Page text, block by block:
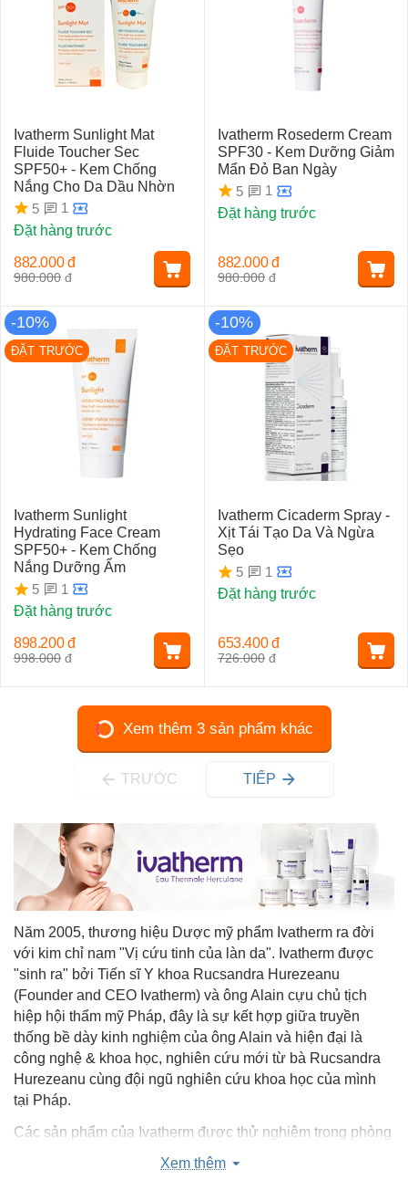
Năm 2005, thương hiệu Dược mỹ phẩm Ivatherm ra đời
với kim chỉ nam "Vị cứu tinh của làn da". Ivatherm được
"sinh ra" bởi Tiến sĩ Y khoa Rucsandra Hurezeanu
(Founder and CEO Ivatherm) và ông Alain cựu chủ tịch
hiệp hội thẩm mỹ Pháp, đây là sự kết hợp giữa truyền
thống bề dày kinh nghiệm của ông Alain và hiện đại là
công nghệ & khoa học, nghiên cứu mới từ bà Rucsandra
Hurezeanu cùng đội ngũ nghiên cứu khoa học của mình
tại Pháp.
Các sản phẩm của Ivatherm được thử nghiệm trong phòng
thí nghiệm và lâm sàng để chứng minh hiệu quả, được bác
sĩ da liễu khuyên dùng.
Xem thêm
Ivatherm Sunlight Mat
Fluide Toucher Sec
SPF50+ - Kem Chống
Nắng Cho Da Dầu Nhờn
5
1
Đặt hàng trước
980.000 đ
882.000 đ
Ivatherm Rosederm Cream
SPF30 - Kem Dưỡng Giảm
Mẩn Đỏ Ban Ngày
5
1
Đặt hàng trước
980.000 đ
882.000 đ
-10%
ĐẶT TRƯỚC
Ivatherm Sunlight
Hydrating Face Cream
SPF50+ - Kem Chống
Nắng Dưỡng Ẩm
5
1
Đặt hàng trước
998.000 đ
898.200 đ
-10%
ĐẶT TRƯỚC
Ivatherm Cicaderm Spray -
Xịt Tái Tạo Da Và Ngừa
Sẹo
5
1
Đặt hàng trước
726.000 đ
653.400 đ
Xem thêm 3 sản phẩm khác
TRƯỚC TIẾP